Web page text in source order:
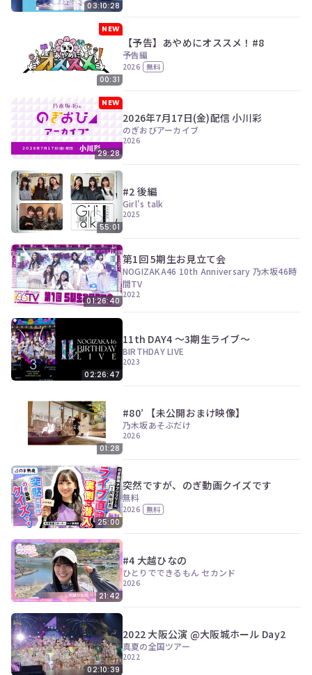
03:10:28
NEW
00:31
【予告】あやめにオススメ！#8
予告編
2026 無料
NEW
29:28
2026年7月17日(金)配信 小川彩
のぎおびアーカイブ
2026
55:01
#2 後編
Girl's talk
2025
01:26:40
第1回 5期生お見立て会
NOGIZAKA46 10th Anniversary 乃木坂46時
間TV
2022
02:26:47
11th DAY4 ～3期生ライブ～
BIRTHDAY LIVE
2023
01:28
#80’ 【未公開おまけ映像】
乃木坂あそぶだけ
2026
25:00
突然ですが、のぎ動画クイズです
無料
2026 無料
21:42
#4 大越ひなの
ひとりでできるもん セカンド
2026
02:10:39
2022 大阪公演 @大阪城ホール Day2
真夏の全国ツアー
2022